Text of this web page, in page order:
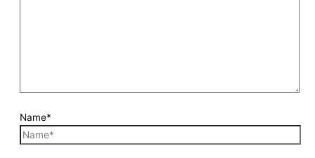
Name*